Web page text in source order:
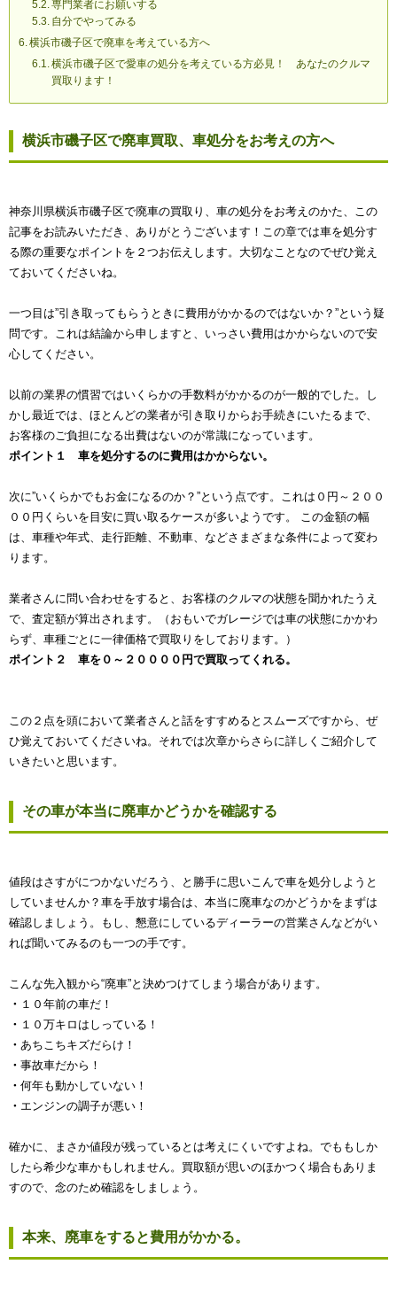
専門業者にお願いする
自分でやってみる
横浜市磯子区で廃車を考えている方へ
横浜市磯子区で愛車の処分を考えている方必見！ あなたのクルマ
買取ります！
横浜市磯子区で廃車買取、車処分をお考えの方へ
神奈川県横浜市磯子区で廃車の買取り、車の処分をお考えのかた、この
記事をお読みいただき、ありがとうございます！この章では車を処分す
る際の重要なポイントを２つお伝えします。大切なことなのでぜひ覚え
ておいてくださいね。
一つ目は”引き取ってもらうときに費用がかかるのではないか？”という疑
問です。これは結論から申しますと、いっさい費用はかからないので安
心してください。
以前の業界の慣習ではいくらかの手数料がかかるのが一般的でした。し
かし最近では、ほとんどの業者が引き取りからお手続きにいたるまで、
お客様のご負担になる出費はないのが常識になっています。
ポイント１ 車を処分するのに費用はかからない。
次に”いくらかでもお金になるのか？”という点です。これは０円～２００
００円くらいを目安に買い取るケースが多いようです。 この金額の幅
は、車種や年式、走行距離、不動車、などさまざまな条件によって変わ
ります。
業者さんに問い合わせをすると、お客様のクルマの状態を聞かれたうえ
で、査定額が算出されます。（おもいでガレージでは車の状態にかかわ
らず、車種ごとに一律価格で買取りをしております。）
ポイント２ 車を０～２００００円で買取ってくれる。
この２点を頭において業者さんと話をすすめるとスムーズですから、ぜ
ひ覚えておいてくださいね。それでは次章からさらに詳しくご紹介して
いきたいと思います。
その車が本当に廃車かどうかを確認する
値段はさすがにつかないだろう、と勝手に思いこんで車を処分しようと
していませんか？車を手放す場合は、本当に廃車なのかどうかをまずは
確認しましょう。もし、懇意にしているディーラーの営業さんなどがい
れば聞いてみるのも一つの手です。
こんな先入観から“廃車”と決めつけてしまう場合があります。
・ １０年前の車だ！
・ １０万キロはしっている！
・ あちこちキズだらけ！
・ 事故車だから！
・ 何年も動かしていない！
・ エンジンの調子が悪い！
確かに、まさか値段が残っているとは考えにくいですよね。でももしか
したら希少な車かもしれません。買取額が思いのほかつく場合もありま
すので、念のため確認をしましょう。
本来、廃車をすると費用がかかる。